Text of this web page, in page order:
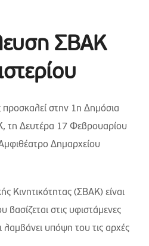
ΣΒΑΚ
στην 1η Δημόσια
τη Δευτέρα 17 Φεβρουαρίου
Δημαρχείου
Κινητικότητας (ΣΒΑΚ) είναι
βασίζεται στις υφιστάμενες
λαμβάνει υπόψη του τις αρχές